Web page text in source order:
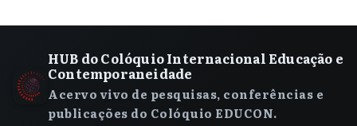
HUB do Colóquio Internacional Educação e
Contemporaneidade
Acervo vivo de pesquisas, conferências e
publicações do Colóquio EDUCON.